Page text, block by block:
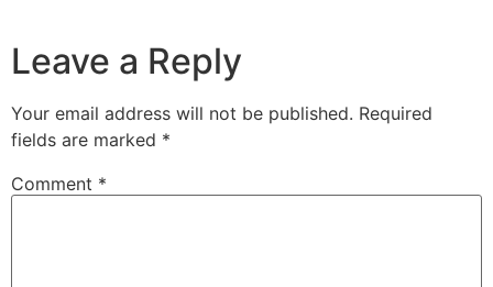
Leave a Reply
Your email address will not be published. Required
fields are marked *
Comment *